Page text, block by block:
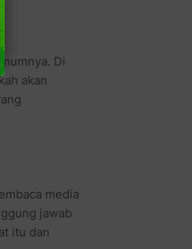
Di
akan
media
jawab
itu dan